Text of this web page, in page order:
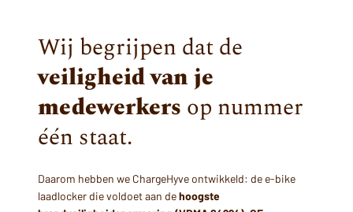
Wij begrijpen dat de
veiligheid van je
medewerkers op nummer
één staat.
Daarom hebben we ChargeHyve ontwikkeld: de e-bike
laadlocker die voldoet aan dehoogste